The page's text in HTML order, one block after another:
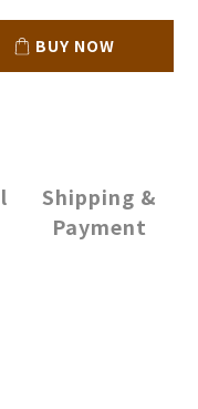
BUY NOW
Shipping &
Payment